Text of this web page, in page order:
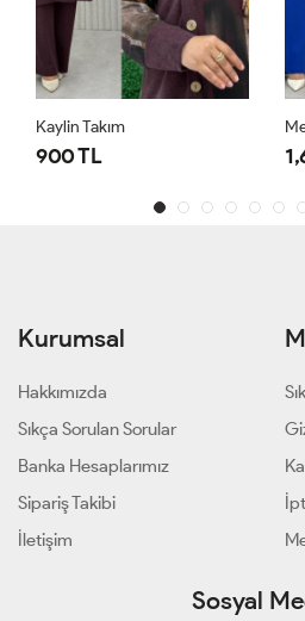
Kaylin Takım
900 TL
Kurumsal
Hakkımızda
Sıkça Sorulan Sorular
Banka Hesaplarımız
Sipariş Takibi
İletişim
Sosyal